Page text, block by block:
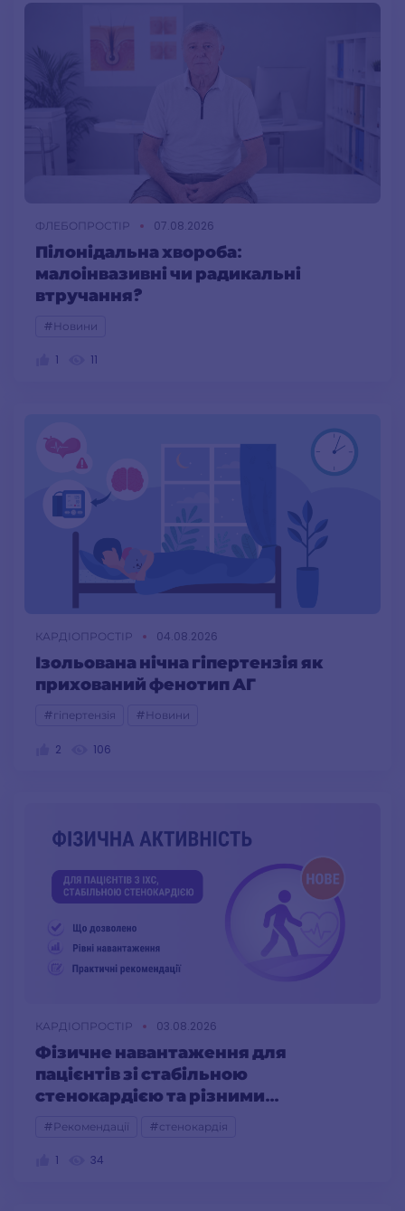
ФЛЕБОПРОСТІР 07.08.2026
Пілонідальна хвороба:
малоінвазивні чи радикальні
втручання?
#Новини
1 11
КАРДІОПРОСТІР 04.08.2026
Ізольована нічна гіпертензія як
прихований фенотип АГ
#гіпертензія #Новини
2 106
КАРДІОПРОСТІР 03.08.2026
Фізичне навантаження для
пацієнтів зі стабільною
стенокардією та різними
функціональними класами
#Рекомендації #стенокардія
1 34